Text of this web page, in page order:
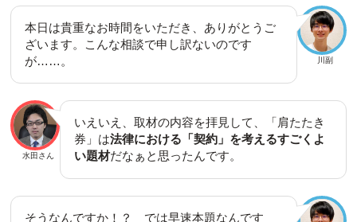
川副
本日は貴重なお時間をいただき、ありがとうご
ざいます。こんな相談で申し訳ないのです
が……。
水田さん
いえいえ、取材の内容を拝見して、「肩たたき
券」は法律における「契約」を考えるすごくよ
い題材だなぁと思ったんです。
そうなんですか！？ では早速本題なんです